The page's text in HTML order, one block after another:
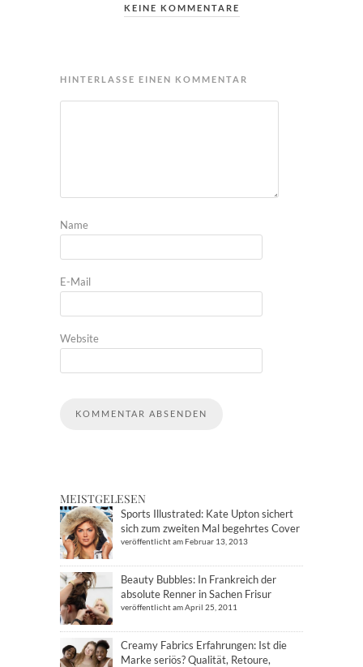
KEINE KOMMENTARE
HINTERLASSE EINEN KOMMENTAR
Name
E-Mail
Website
MEISTGELESEN
Sports Illustrated: Kate Upton sichert
sich zum zweiten Mal begehrtes Cover
veröffentlicht am Februar 13, 2013
Beauty Bubbles: In Frankreich der
absolute Renner in Sachen Frisur
veröffentlicht am April 25, 2011
Creamy Fabrics Erfahrungen: Ist die
Marke seriös? Qualität, Retoure,